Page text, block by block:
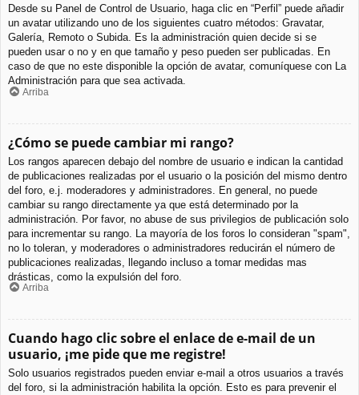
Desde su Panel de Control de Usuario, haga clic en “Perfil” puede añadir
un avatar utilizando uno de los siguientes cuatro métodos: Gravatar,
Galería, Remoto o Subida. Es la administración quien decide si se
pueden usar o no y en que tamaño y peso pueden ser publicadas. En
caso de que no este disponible la opción de avatar, comuníquese con La
Administración para que sea activada.
Arriba
¿Cómo se puede cambiar mi rango?
Los rangos aparecen debajo del nombre de usuario e indican la cantidad
de publicaciones realizadas por el usuario o la posición del mismo dentro
del foro, e.j. moderadores y administradores. En general, no puede
cambiar su rango directamente ya que está determinado por la
administración. Por favor, no abuse de sus privilegios de publicación solo
para incrementar su rango. La mayoría de los foros lo consideran "spam",
no lo toleran, y moderadores o administradores reducirán el número de
publicaciones realizadas, llegando incluso a tomar medidas mas
drásticas, como la expulsión del foro.
Arriba
Cuando hago clic sobre el enlace de e-mail de un
usuario, ¡me pide que me registre!
Solo usuarios registrados pueden enviar e-mail a otros usuarios a través
del foro, si la administración habilita la opción. Esto es para prevenir el